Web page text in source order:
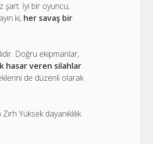
şart. İyi bir oyuncu,
ki, her savaş bir
Doğru ekipmanlar,
hasar veren silahlar
de düzenli olarak
Yüksek dayanıklılık